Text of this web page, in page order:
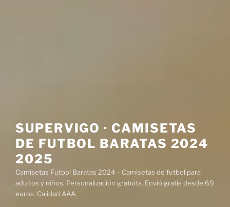
SUPERVIGO · CAMISETAS
DE FUTBOL BARATAS 2024
2025
Camisetas Futbol Baratas 2024 – Camisetas de futbol para
adultos y niños. Personalización gratuita. Envió gratis desde 69
euros. Calidad AAA.